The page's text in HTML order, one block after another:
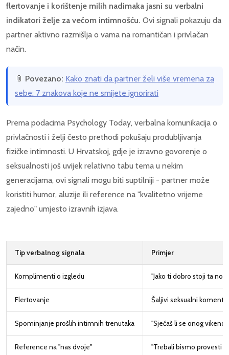
flertovanje i korištenje milih nadimaka jasni su verbalni
indikatori želje za većom intimnošću. Ovi signali pokazuju da
partner aktivno razmišlja o vama na romantičan i privlačan
način.
📎 Povezano: Kako znati da partner želi više vremena za
sebe: 7 znakova koje ne smijete ignorirati
Prema podacima Psychology Today, verbalna komunikacija o
privlačnosti i želji često prethodi pokušaju produbljivanja
fizičke intimnosti. U Hrvatskoj, gdje je izravno govorenje o
seksualnosti još uvijek relativno tabu tema u nekim
generacijama, ovi signali mogu biti suptilniji - partner može
koristiti humor, aluzije ili reference na "kvalitetno vrijeme
zajedno" umjesto izravnih izjava.
Tip verbalnog signala Primjer
Komplimenti o izgledu "Jako ti dobro stoji ta
Flertovanje Šaljivi seksualni
Spominjanje prošlih intimnih trenutaka "Sjećaš li se onog
Reference na "nas dvoje" "Trebali bismo provesti